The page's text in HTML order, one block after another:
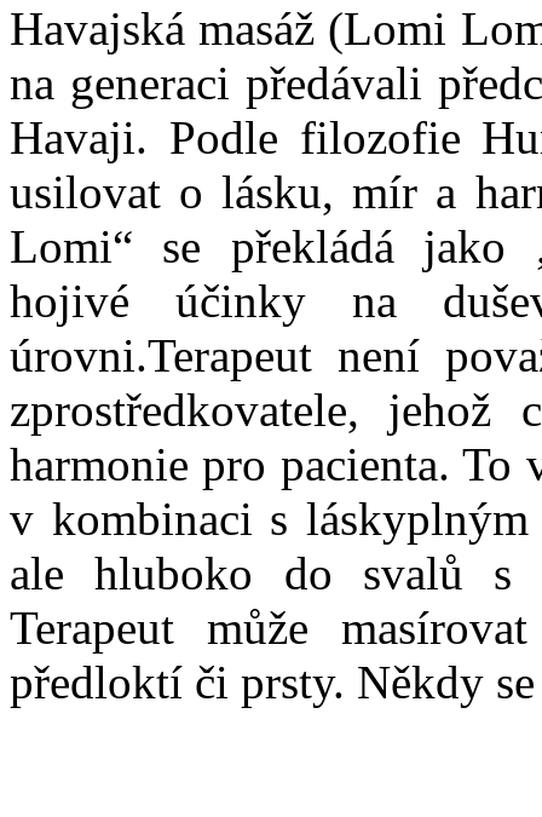
Havajská masáž (Lomi
na generaci předávali
Havaji. Podle filozofie
usilovat o lásku, mír a
Lomi“ se překládá jako
hojivé účinky na
úrovni.Terapeut není
zprostředkovatele,
harmonie pro pacienta. To
v kombinaci s láskyplným
ale hluboko do svalů s
Terapeut může
předloktí či prsty. Někdy